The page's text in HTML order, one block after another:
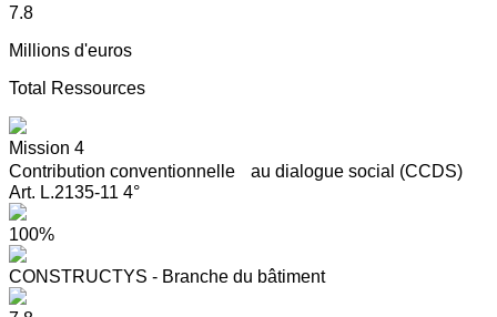
7.8
Millions d'euros
Total Ressources
Mission 4
Contribution conventionnelle au dialogue social (CCDS)
Art. L.2135-11 4°
100%
CONSTRUCTYS - Branche du bâtiment